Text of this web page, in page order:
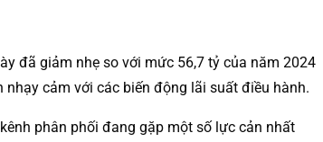
đã giảm nhẹ so với mức 56,7 tỷ của năm 2024
cảm với các biến động lãi suất điều hành.
phân phối đang gặp một số lực cản nhất